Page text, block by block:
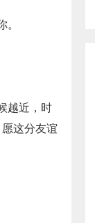
越近，时
这分友谊